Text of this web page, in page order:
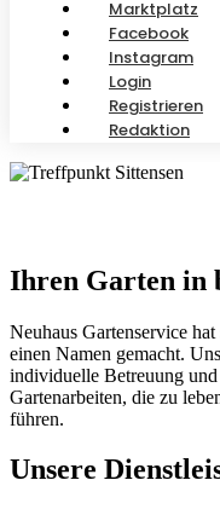
Marktplatz
Facebook
Instagram
Login
Registrieren
Redaktion
Ihren Garten in
Neuhaus Gartenservice
einen Namen gemacht.
individuelle Betreuung
Gartenarbeiten, die zu
führen.
Unsere